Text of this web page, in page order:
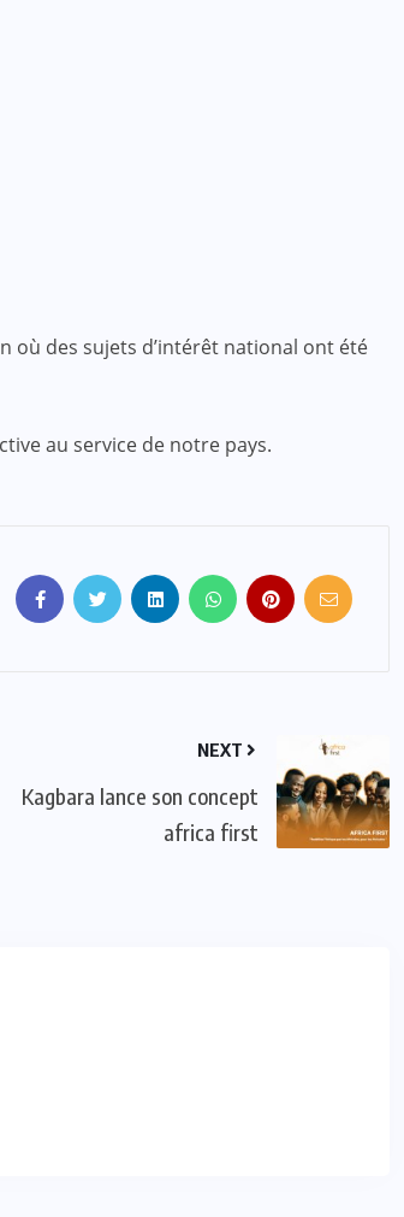
où des sujets d’intérêt national ont été
au service de notre pays.
NEXT
Kagbara lance son concept
africa first